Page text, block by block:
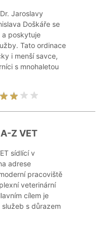
Jaroslavy
Doškáře se
a poskytuje
Tato ordinace
i menší savce,
s mnohaletou
Z VET
sídlící v
adrese
pracoviště
veterinární
cílem je
s důrazem